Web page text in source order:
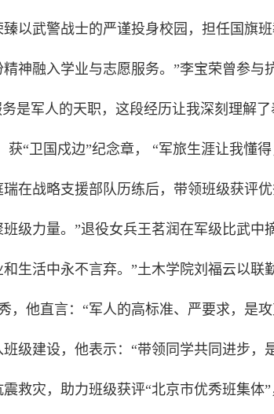
以武警战士的严谨投身校园，担任国旗
神融入学业与志愿服务。”李宝荣曾参与
是军人的天职，这段经历让我深刻理解了
“卫国戍边”纪念章， “军旅生涯让我懂
在战略支援部队历练后，带领班级获评
级力量。”退役女兵王茗润在军级比武中
生活中永不言弃。”土木学院刘福云以联
，他直言：“军人的高标准、严要求，是
级建设，他表示：“带领同学共同进步，
救灾，助力班级获评“北京市优秀班集体”